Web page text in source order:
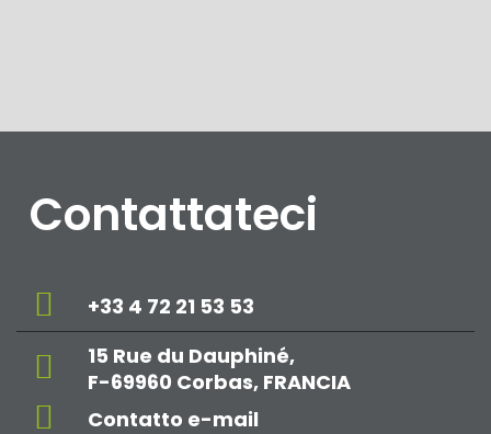
Contattateci
+33 4 72 21 53 53
15 Rue du Dauphiné,
F-69960 Corbas, FRANCIA
Contatto e-mail